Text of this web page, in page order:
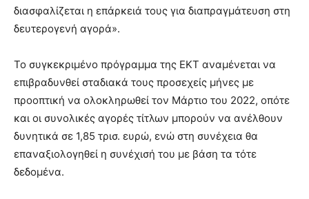
διασφαλίζεται η επάρκειά τους για διαπραγμάτευση στη
δευτερογενή αγορά».
Το συγκεκριμένο πρόγραμμα της ΕΚΤ αναμένεται να
επιβραδυνθεί σταδιακά τους προσεχείς μήνες με
προοπτική να ολοκληρωθεί τον Μάρτιο του 2022, οπότε
και οι συνολικές αγορές τίτλων μπορούν να ανέλθουν
δυνητικά σε 1,85 τρισ. ευρώ, ενώ στη συνέχεια θα
επαναξιολογηθεί η συνέχισή του με βάση τα τότε
δεδομένα.